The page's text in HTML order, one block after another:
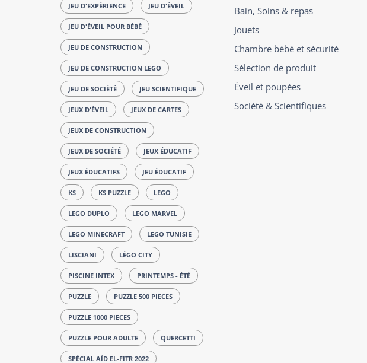
JEU D'EXPÉRIENCE JEU D'ÉVEIL
JEU D'ÉVEIL POUR BÉBÉ
JEU DE CONSTRUCTION
JEU DE CONSTRUCTION LEGO
JEU DE SOCIÉTÉ JEU SCIENTIFIQUE
JEUX D'ÉVEIL JEUX DE CARTES
JEUX DE CONSTRUCTION
JEUX DE SOCIÉTÉ JEUX ÉDUCATIF
JEUX ÉDUCATIFS JEU ÉDUCATIF
KS KS PUZZLE LEGO
LEGO DUPLO LEGO MARVEL
LEGO MINECRAFT LEGO TUNISIE
LISCIANI LÉGO CITY
PISCINE INTEX PRINTEMPS - ÉTÉ
PUZZLE PUZZLE 500 PIECES
PUZZLE 1000 PIECES
PUZZLE POUR ADULTE QUERCETTI
SPÉCIAL AÏD EL-FITR 2022
Bain, Soins & repas
Jouets
Chambre bébé et sécurité
Sélection de produit
Éveil et poupées
Société & Scientifiques